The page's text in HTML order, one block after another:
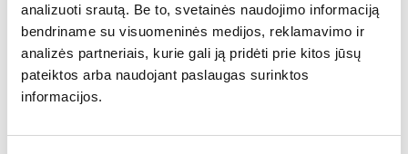
analizuoti srautą. Be to, svetainės naudojimo informaciją
bendriname su visuomeninės medijos, reklamavimo ir
analizės partneriais, kurie gali ją pridėti prie kitos jūsų
pateiktos arba naudojant paslaugas surinktos
informacijos.